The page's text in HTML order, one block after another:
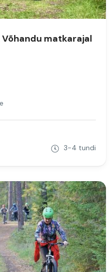
matkarajal
3-4 tundi